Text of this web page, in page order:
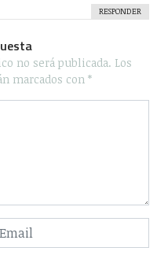
RESPONDER
no será publicada. Los
marcados con *